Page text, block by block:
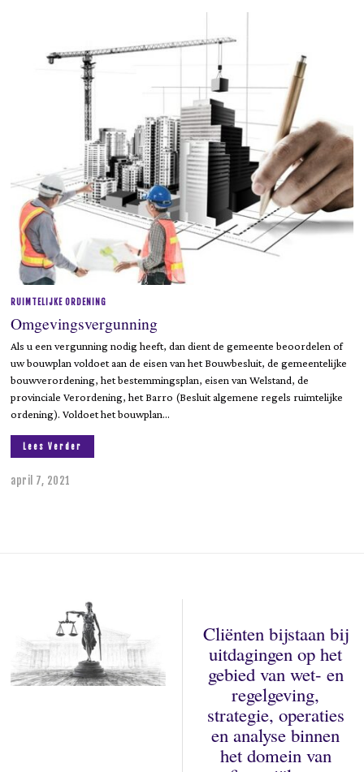
RUIMTELIJKE ORDENING
Omgevingsvergunning
Als u een vergunning nodig heeft, dan dient de gemeente beoordelen of
uw bouwplan voldoet aan de eisen van het Bouwbesluit, de gemeentelijke
bouwverordening, het bestemmingsplan, eisen van Welstand, de
provinciale Verordening, het Barro (Besluit algemene regels ruimtelijke
ordening). Voldoet het bouwplan…
Lees Verder
april 7, 2021
Cliënten bijstaan bij
uitdagingen op het
gebied van wet- en
regelgeving,
strategie, operaties
en analyse binnen
het domein van